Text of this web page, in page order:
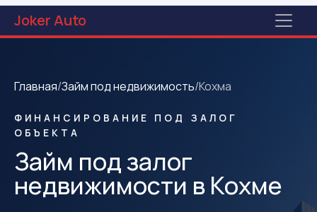
JokerAuto
Главная/Займ под недвижимость/Кохма
ФИНАНСИРОВАНИЕ ПОД ЗАЛОГ
ОБЪЕКТА
Займ под залог
недвижимости в Кохме